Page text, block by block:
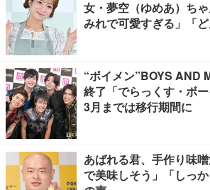
女・夢空（ゆめあ）ち
みれで可愛すぎる」「
“ボイメン”BOYS AND
終了「でらっくす・ボ
3月までは移行期間に
あばれる君、手作り味
で美味しそう」「しっ